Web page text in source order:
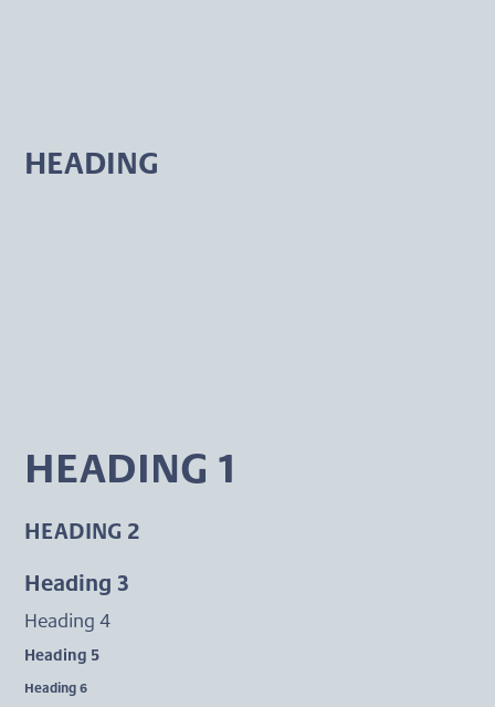
HEADING
HEADING 1
HEADING 2
Heading 3
Heading 4
Heading 5
Heading 6